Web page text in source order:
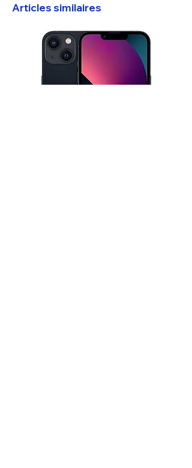
Articles similaires